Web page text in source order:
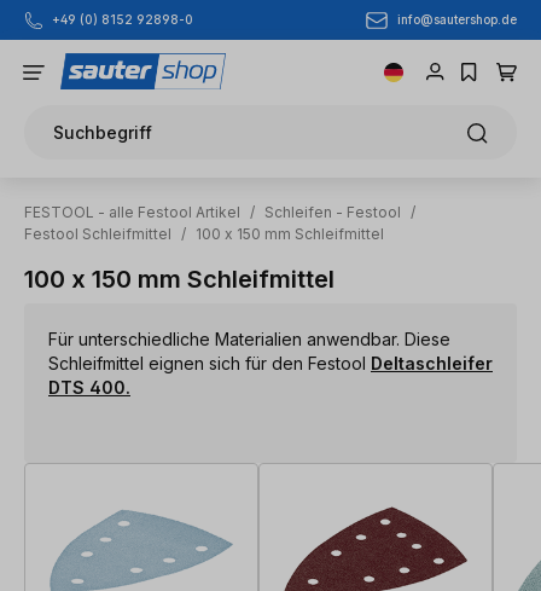
Zum Hauptinhalt springen
+49 (0) 8152 92898-0 info@sautershop.de
Suchbegriff
FESTOOL - alle Festool Artikel / Schleifen - Festool
/
Festool Schleifmittel
/ 100 x 150 mm Schleifmittel
100 x 150 mm Schleifmittel
Für unterschiedliche Materialien anwendbar. Diese
Schleifmittel eignen sich für den Festool Deltaschleifer
DTS 400.